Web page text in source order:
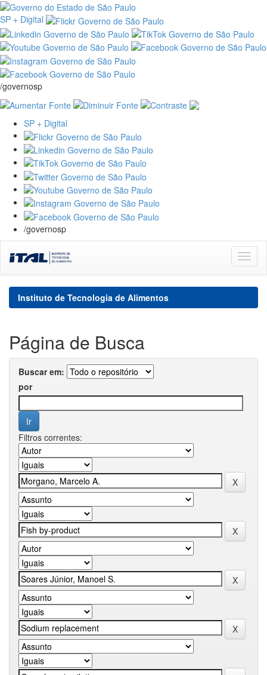
SP + Digital
/governosp
SP + Digital
/governosp
navigation
Instituto de Tecnologia de Alimentos
Página de Busca
Buscar em:
por
Filtros correntes: